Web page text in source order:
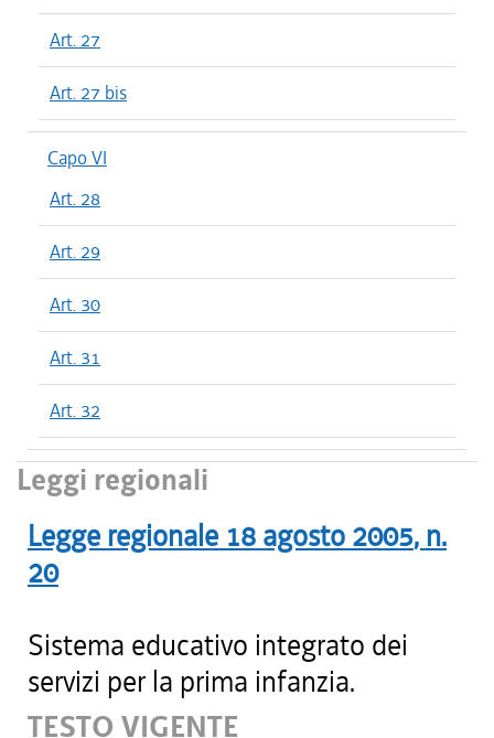
Art. 27
Art. 27 bis
Capo VI
Art. 28
Art. 29
Art. 30
Art. 31
Art. 32
Leggi regionali
Legge regionale 18 agosto 2005, n.
20
Sistema educativo integrato dei
servizi per la prima infanzia.
TESTO VIGENTE